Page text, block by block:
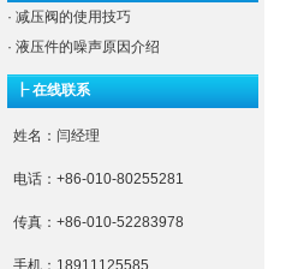
· 减压阀的使用技巧
· 液压件的噪声原因介绍
┠ 在线联系
姓名：闫经理
电话：+86-010-80255281
传真：+86-010-52283978
手机：18911125585